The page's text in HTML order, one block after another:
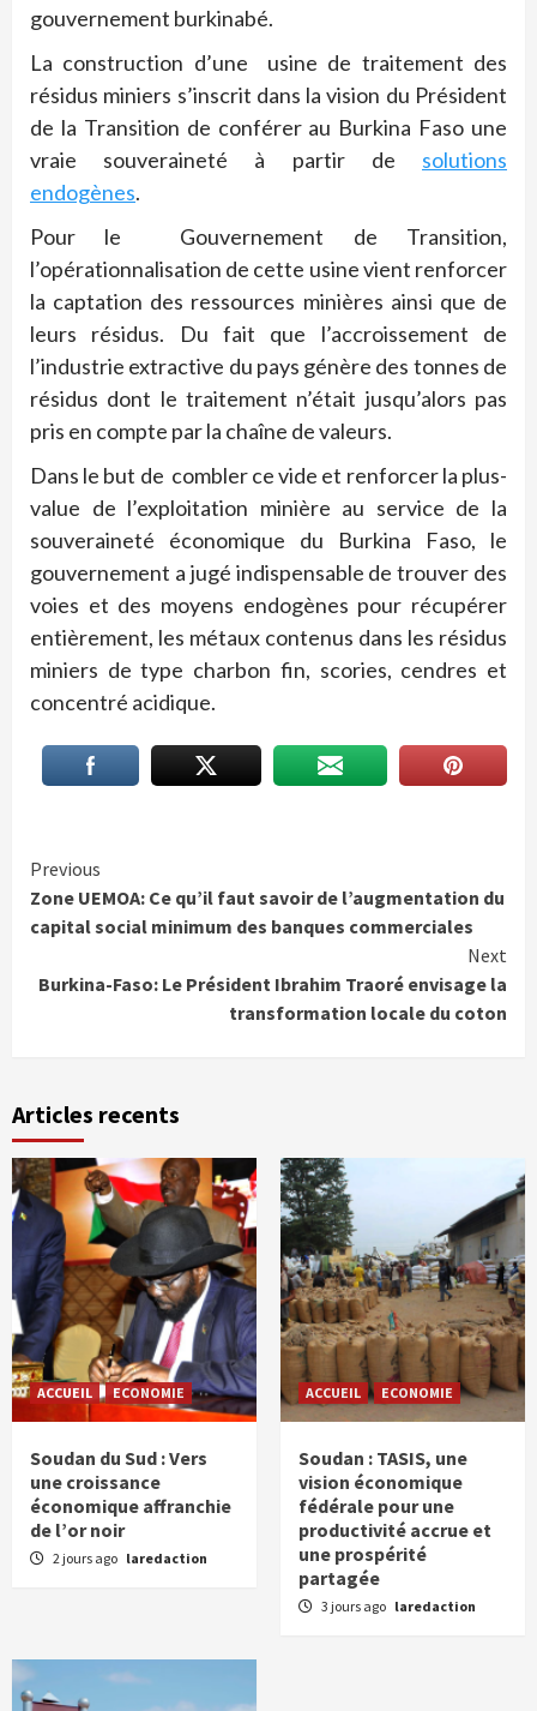
gouvernement burkinabé.
La construction d’une
usine de traitement des
résidus miniers s’inscrit dans la vision du Président
de la Transition de conférer au Burkina Faso une
vraie souveraineté à partir de solutions
endogènes.
Pour le Gouvernement de Transition,
l’opérationnalisation de cette usine vient renforcer
la captation des ressources minières ainsi que de
leurs résidus. Du fait que l’accroissement de
l’industrie extractive du pays génère des tonnes de
résidus dont le traitement n’était jusqu’alors pas
pris en compte par la chaîne de valeurs.
Dans le but de combler ce vide et renforcer la plus-
value de l’exploitation minière au service de la
souveraineté économique du Burkina Faso, le
gouvernement a jugé indispensable de trouver des
voies et des moyens endogènes pour récupérer
entièrement, les métaux contenus dans les résidus
miniers de type charbon fin, scories, cendres et
concentré acidique.
Continue
Reading
Previous
Zone UEMOA: Ce qu’il faut savoir de l’augmentation du
capital social minimum des banques commerciales
Next
Burkina-Faso: Le Président Ibrahim Traoré envisage la
transformation locale du coton
Articles recents
ACCUEIL ECONOMIE
Soudan du Sud : Vers
une croissance
économique affranchie
de l’or noir
2 jours ago laredaction
ACCUEIL ECONOMIE
Soudan : TASIS, une
vision économique
fédérale pour une
productivité accrue et
une prospérité
partagée
3 jours ago laredaction